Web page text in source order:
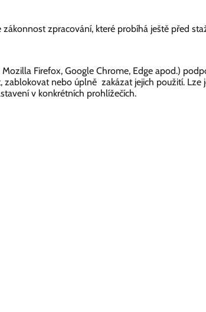
zpracování, které probíhá ještě před
Firefox, Google Chrome, Edge apod.)
nebo úplně zakázat jejich použití.
v konkrétních prohlížečích.